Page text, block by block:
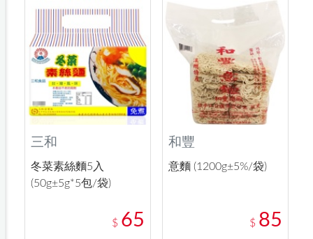
三和
冬菜素絲麵5入
(50g±5g*5包/袋)
$ 65
和豐
意麵 (1200g±5%/袋)
$ 85